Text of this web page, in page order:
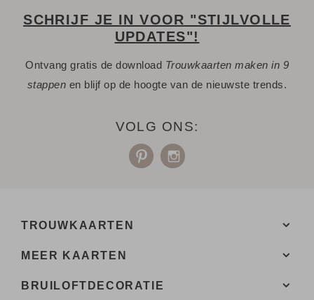
SCHRIJF JE IN VOOR "STIJLVOLLE
UPDATES"!
Ontvang gratis de download Trouwkaarten maken in 9
stappen en blijf op de hoogte van de nieuwste trends.
VOLG ONS:
TROUWKAARTEN
MEER KAARTEN
BRUILOFTDECORATIE